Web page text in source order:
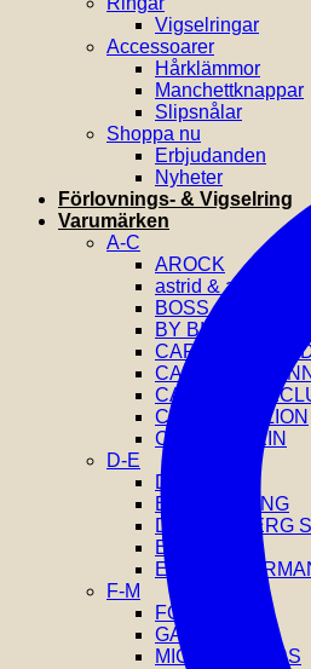
Vigselringar
Accessoarer
Hårklämmor
Manchettknappar
Slipsnålar
Shoppa nu
Erbjudanden
Nyheter
Förlovnings- & Vigselring
Varumärken
A-C
AROCK
astrid & agnes
BOSS
BY BILLGREN
CAROLINE
CAROLINA
CATWALK
COEUR DE LION
CALVIN KLEIN
D-E
DIESEL
EFVA ATTLING
DRAKENBERG
EDBLAD
EMPORIO
F-M
FOSSIL
GANT
MICHAEL KORS